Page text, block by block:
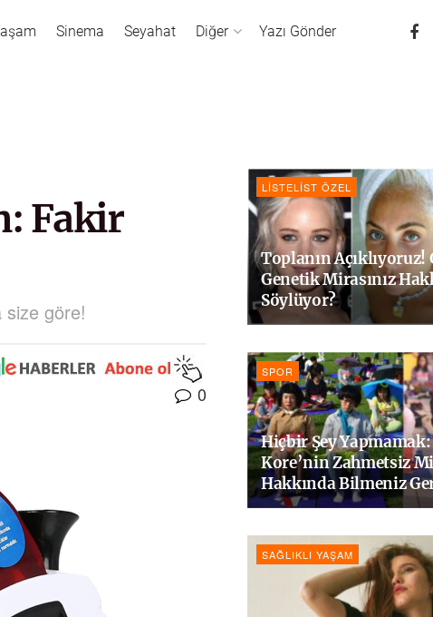
Sinema Seyahat Diğer Yazı Gönder
Fakir
size göre!
0
LISTELIST ÖZEL
Toplanın Açıklıyoruz!
Genetik Mirasınız
Söylüyor?
SPOR
Hiçbir Şey
Kore’nin Zahmetsiz
Hakkında Bilmeniz
SAĞLIKLI YAŞAM